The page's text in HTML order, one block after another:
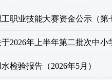
职业技能大赛资金公示（第
2026年上半年第二批次中
检验报告（2026年5月）